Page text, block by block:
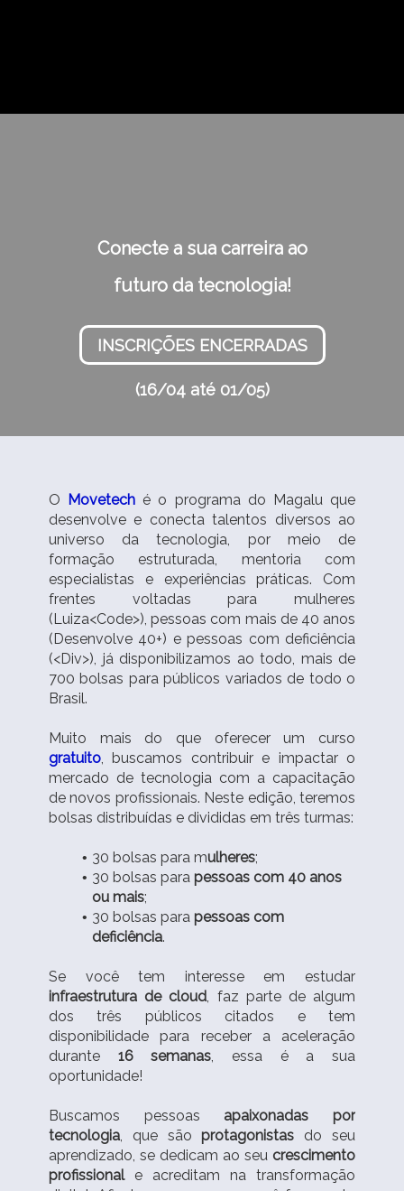
Conecte a sua carreira ao
futuro da tecnologia!
INSCRIÇÕES ENCERRADAS
(16/04 até 01/05)
O Movetech é o programa do Magalu que
desenvolve e conecta talentos diversos ao
universo da tecnologia, por meio de
formação estruturada, mentoria com
especialistas e experiências práticas. Com
frentes voltadas para mulheres
(Luiza<Code>), pessoas com mais de 40 anos
(Desenvolve 40+) e pessoas com deficiência
(<Div>), já disponibilizamos ao todo, mais de
700 bolsas para públicos variados de todo o
Brasil.
Muito mais do que oferecer um curso
gratuito, buscamos contribuir e impactar o
mercado de tecnologia com a capacitação
de novos profissionais. Neste edição, teremos
bolsas distribuídas e divididas em três turmas:
30 bolsas para mulheres;
30 bolsas para pessoas com 40 anos
ou mais;
30 bolsas para pessoas com
deficiência.
Se você tem interesse em estudar
infraestrutura de cloud, faz parte de algum
dos três públicos citados e tem
disponibilidade para receber a aceleração
durante 16 semanas, essa é a sua
oportunidade!
Buscamos pessoas apaixonadas por
tecnologia, que sãoprotagonistas do seu
aprendizado, se dedicam ao seu crescimento
profissionale acreditam na transformação